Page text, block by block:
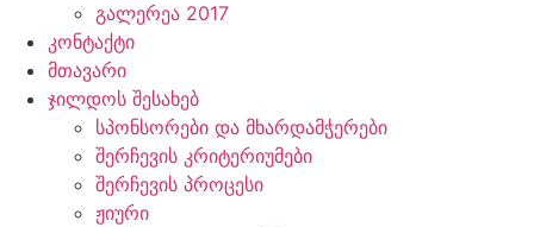
გალერეა 2017
კონტაქტი
მთავარი
ჯილდოს შესახებ
სპონსორები და მხარდამჭერები
შერჩევის კრიტერიუმები
შერჩევის პროცესი
ჟიური